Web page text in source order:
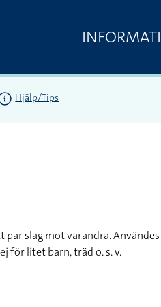
Hjälp/Tips
par slag mot varandra.
för litet barn, träd o. s. v.